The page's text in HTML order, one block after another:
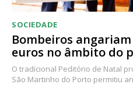
SOCIEDADE
Bombeiros
euros no âmbito do
O tradicional Peditório de Natal
São Martinho do Porto permitiu